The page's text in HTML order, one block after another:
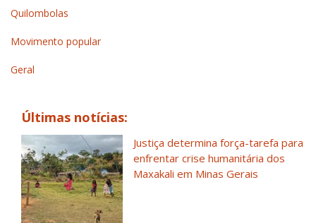
Quilombolas
Movimento popular
Geral
Últimas notícias:
Justiça determina força-tarefa para
enfrentar crise humanitária dos
Maxakali em Minas Gerais